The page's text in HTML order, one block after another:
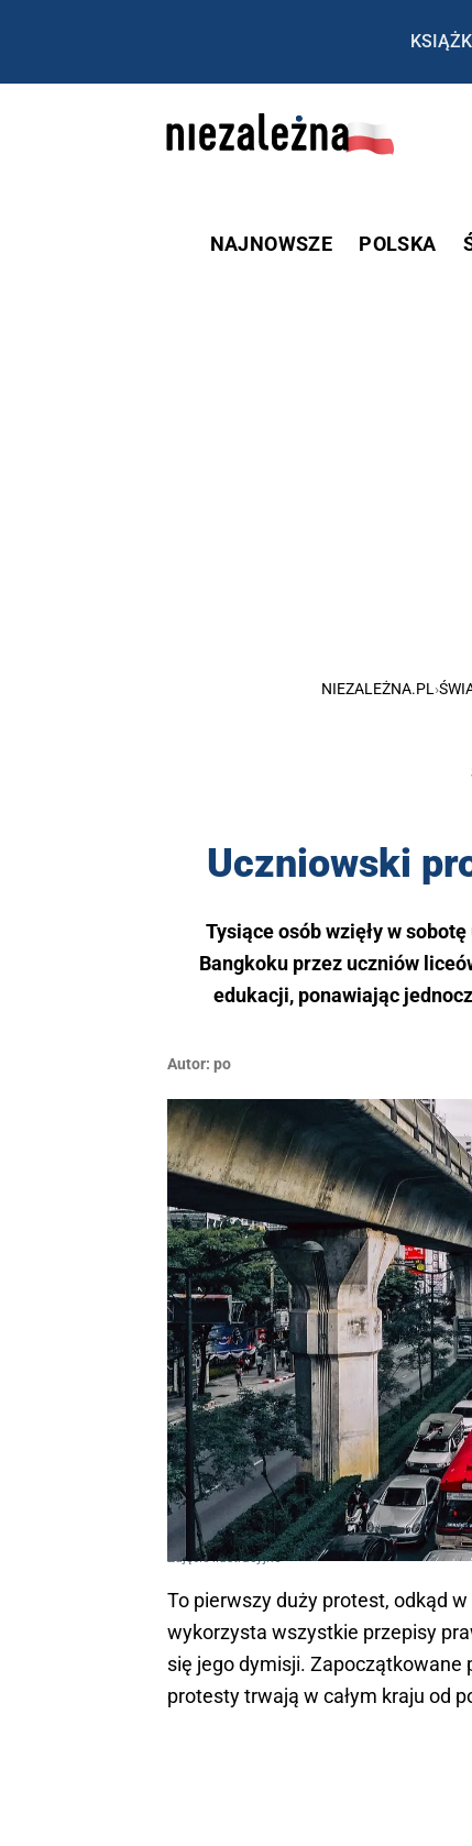
NAJNOWSZE POLSKA
NIEZALEŻNA.PL ›
Uczniowski
Tysiące osób wzięły w
Bangkoku przez uczniów
edukacji, ponawiając
Autor: po
Zdjęcie ilustracyjne
To pierwszy duży protest, odkąd
wykorzysta wszystkie przepisy
się jego dymisji.
protesty trwają w całym kraju od